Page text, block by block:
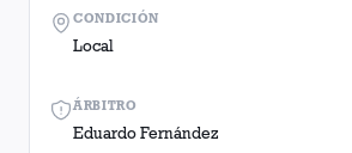
ÁRBITRO
Eduardo Fernández
CONDICIÓN
Local